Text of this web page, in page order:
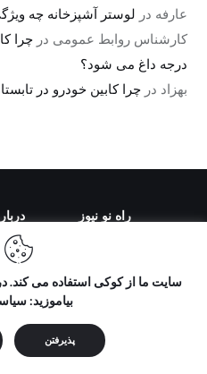
عارفه در لوستر آشپزخانه چه
کارشناس روابط عمومی در
درجه داغ می شود؟
بهزاد درچرا کابین خودرو در تابستان تا ۶۰ درجه داغ
راه نو نیوز
تمامی حقوق مطالب برای "راه
برداری بدون ذکر
سایت ما از کوکی استفاده می کند.
بیاموزید:
پذیرفتن